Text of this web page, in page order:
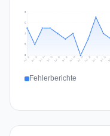
2
4
6
8
Jul 12 Jul 13 Jul 14 Jul 15 Jul 16 Jul 17 Jul 18 Jul 19 Jul 20 Jul 21 Jul 22
Fehlerberichte